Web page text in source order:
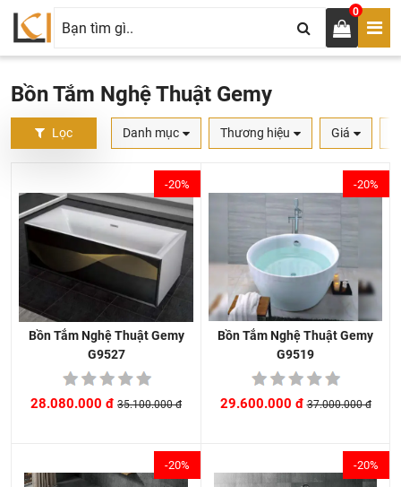
0
Bồn Tắm Nghệ Thuật Gemy
Lọc Danh mục Thương hiệu Giá
-20%
Bồn Tắm Nghệ Thuật Gemy
G9527
28.080.000 đ 35.100.000 đ
-20%
Bồn Tắm Nghệ Thuật Gemy
G9519
29.600.000 đ 37.000.000 đ
-20% -20%